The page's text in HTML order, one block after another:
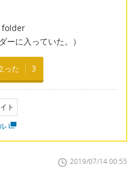
folder
ーに入っていた。）
った 3
ト
2019/07/14 00:55